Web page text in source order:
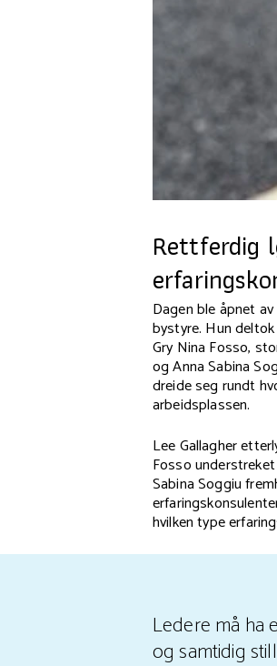
Rettferdig
Dagen ble åpnet
bystyre. Hun
Gry Nina Fosso,
og Anna Sabina
dreide seg rundt
arbeidsplassen.
Lee Gallagher
Fosso
Sabina Soggiu
hvilken type
Ledere må ha
og samtidig